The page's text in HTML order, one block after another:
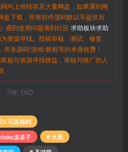
均上传转存至大量网盘，如果遇到网
盘下载，所有软件源码默认不提供后
遇到使用问题请到社区 求助板块求助
资源寻找、投稿审核、测试、修复、
非源码/游戏/教程等的本身收费！
励与资源寻找收益，审核与推广的人
THE END
写真福利
凉凉子
# 大凤